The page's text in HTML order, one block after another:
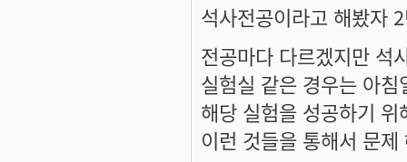
석사전공이라고 해봤자
전공마다 다르겠지만 석
실험실 같은 경우는 아
해당 실험을 성공하기
이런 것들을 통해서 문